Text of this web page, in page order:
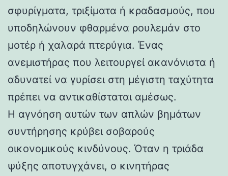
σφυρίγματα, τριξίματα ή κραδασμούς, που
υποδηλώνουν φθαρμένα ρουλεμάν στο
μοτέρ ή χαλαρά πτερύγια. Ένας
ανεμιστήρας που λειτουργεί ακανόνιστα ή
αδυνατεί να γυρίσει στη μέγιστη ταχύτητα
πρέπει να αντικαθίσταται αμέσως.
Η αγνόηση αυτών των απλών βημάτων
συντήρησης κρύβει σοβαρούς
οικονομικούς κινδύνους. Όταν η τριάδα
ψύξης αποτυγχάνει, ο κινητήρας